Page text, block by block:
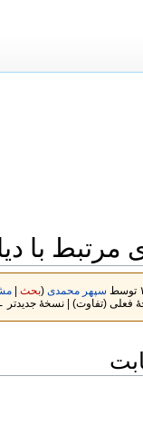
مرتبط با
سپهر محمدی (بحث|
فعلی (تفاوت) | نسخهٔ جدیدتر